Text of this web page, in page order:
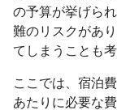
の予算が挙げら
難のリスクがあ
てしまうことも
ここでは、宿泊
あたりに必要な